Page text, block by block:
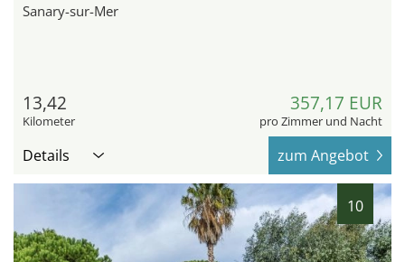
Sanary-sur-Mer
13,42
Kilometer
357,17 EUR
pro Zimmer und Nacht
Details zum Angebot
10